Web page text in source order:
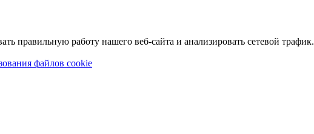
правильную работу нашего веб-сайта и анализировать сетевой трафик.
файлов cookie